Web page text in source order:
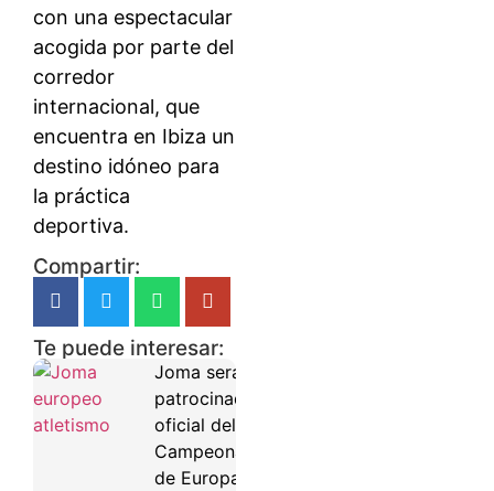
con una espectacular
acogida por parte del
corredor
internacional, que
encuentra en Ibiza un
destino idóneo para
la práctica
deportiva.
Compartir:
Te puede interesar:
Joma será
patrocinador
oficial del
Campeonato
de Europa